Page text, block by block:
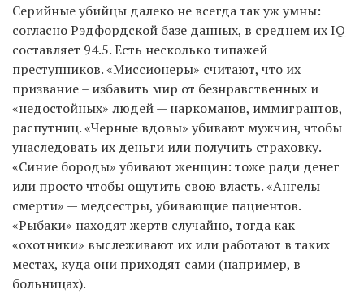
Серийные убийцы далеко не всегда так уж умны:
согласно Рэдфордской базе данных, в среднем их IQ
составляет 94.5. Есть несколько типажей
преступников. «Миссионеры» считают, что их
призвание – избавить мир от безнравственных и
«недостойных» людей — наркоманов, иммигрантов,
распутниц. «Черные вдовы» убивают мужчин, чтобы
унаследовать их деньги или получить страховку.
«Синие бороды» убивают женщин: тоже ради денег
или просто чтобы ощутить свою власть. «Ангелы
смерти» — медсестры, убивающие пациентов.
«Рыбаки» находят жертв случайно, тогда как
«охотники» выслеживают их или работают в таких
местах, куда они приходят сами (например, в
больницах).